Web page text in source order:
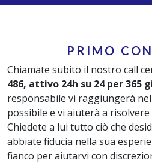
PRIMO
Chiamate subito il nostro call
486, attivo 24h su 24 per 365
responsabile vi raggiungerà
possibile e vi aiuterà a
Chiedete a lui tutto ciò che
abbiate fiducia nella sua
fianco per aiutarvi con